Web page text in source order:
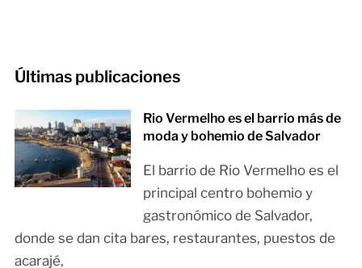
Últimas publicaciones
Rio Vermelho es el barrio más de
moda y bohemio de Salvador
El barrio de Rio Vermelho es el
principal centro bohemio y
gastronómico de Salvador,
donde se dan cita bares, restaurantes, puestos de
acarajé,